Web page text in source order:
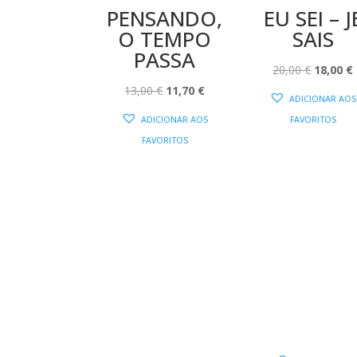
PENSANDO,
O TEMPO
PASSA
13,00€ O
11,70 €O
ADICIONAR AOS
FAVORITOS
EU SEI –
SAIS
20,00€ O
18,00 €O
ADICIONAR AOS
FAVORITOS